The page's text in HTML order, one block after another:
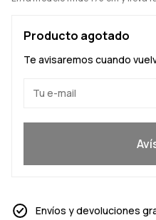
Producto agotado
Te avisaremos cuando
Envíos y devoluciones